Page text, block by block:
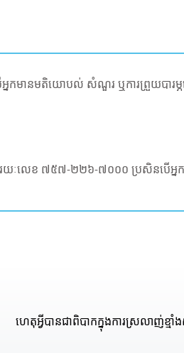
អ្នកមានមតិយោបល់ សំណួរ ឬការព្រួយបារម្
រយៈលេខ ៧៥៧-២២៦-៧០០០ ប្រសិនបើអ្ន
ហេតុអ្វីបានជាពិបាកក្នុងការស្រលាញ់ខ្មាំ